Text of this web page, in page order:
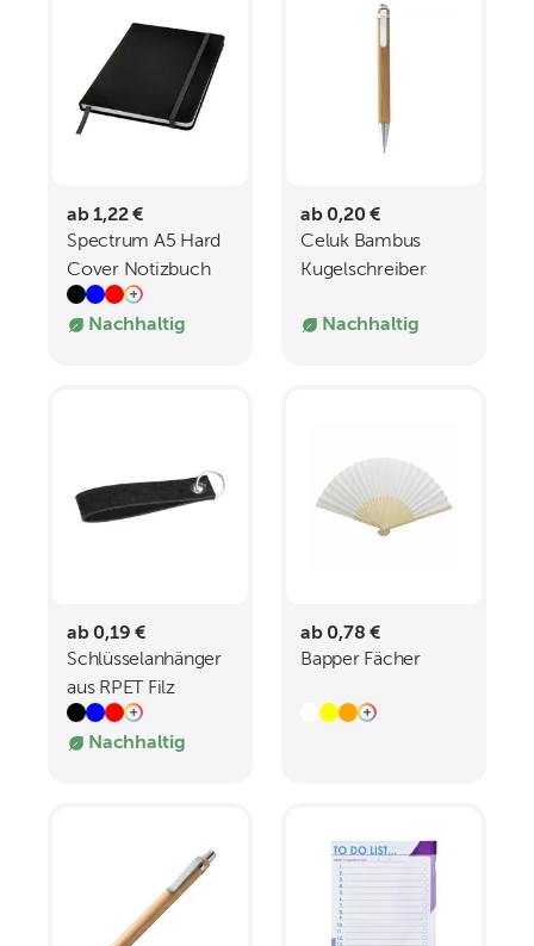
ab 1,22 €
Spectrum A5 Hard
Cover Notizbuch
Nachhaltig
ab 0,20 €
Celuk Bambus
Kugelschreiber
Nachhaltig
ab 0,19 €
Schlüsselanhänger
aus RPET Filz
PATRYCJA
Nachhaltig
ab 0,78 €
Bapper Fächer